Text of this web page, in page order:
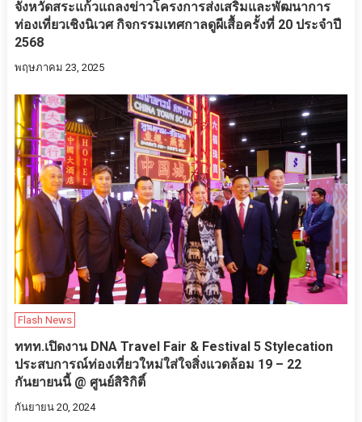
จังหวัดสระแก้วแถลงข่าวโครงการส่งเสริมและพัฒนาการ
ท่องเที่ยวเชิงนิเวศ กิจกรรมเทศกาลดูผีเสื้อครั้งที่ 20 ประจำปี
2568
พฤษภาคม 23, 2025
Flash News
ททท.เปิดงาน DNA Travel Fair & Festival 5 Stylecation
ประสบการณ์ท่องเที่ยวใหม่ใส่ใจสิ่งแวดล้อม 19 – 22
กันยายนนี้ @ ศูนย์สิริกิติ์
กันยายน 20, 2024